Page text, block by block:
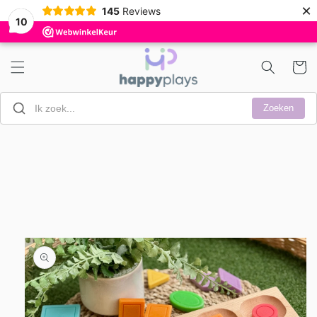
10
145 Reviews ×
Meteen
naar de
content
Zoeken